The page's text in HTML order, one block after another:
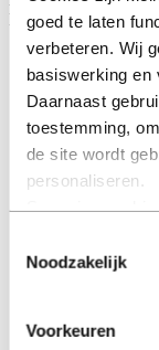
goed te laten
verbeteren. Wij
basiswerking en
Daarnaast
toestemming,
de site wordt
personaliseren.
advertenties.
gebruik van
verzameld via
Noodzakelijk
Voorkeuren
Hydro.